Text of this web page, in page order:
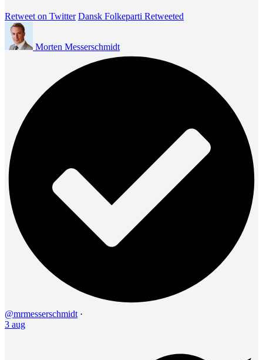
Retweet on Twitter Dansk Folkeparti Retweeted
Morten Messerschmidt
@mrmesserschmidt ·
3 aug